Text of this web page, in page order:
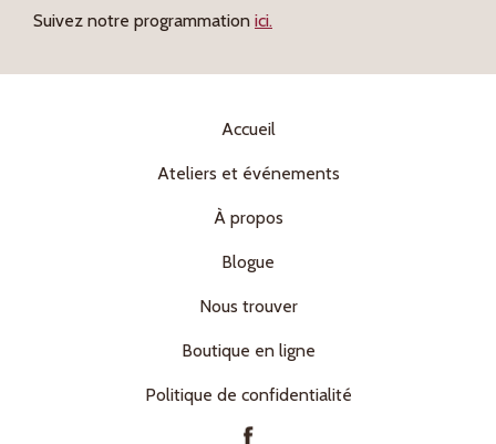
Suivez notre programmation ici.
Accueil
Ateliers et événements
À propos
Blogue
Nous trouver
Boutique en ligne
Politique de confidentialité